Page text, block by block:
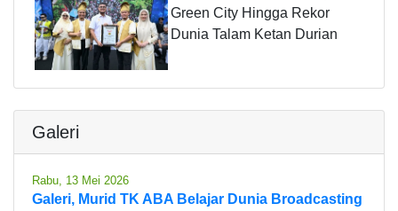
Green City Hingga Rekor
Dunia Talam Ketan Durian
Galeri
Rabu, 13 Mei 2026
Galeri, Murid TK ABA Belajar Dunia Broadcasting